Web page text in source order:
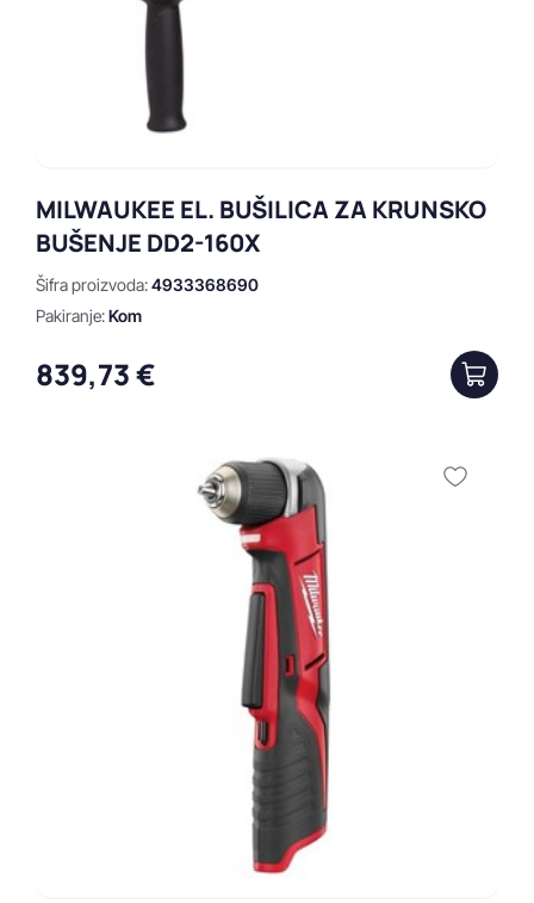
MILWAUKEE EL. BUŠILICA ZA KRUNSKO
BUŠENJE DD2-160X
Šifra proizvoda:4933368690
Pakiranje:Kom
839,73 €